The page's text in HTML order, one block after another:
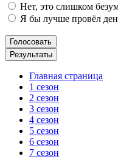
Нет, это слишком
Я бы лучше провёл
Главная страница
1 сезон
2 сезон
3 сезон
4 сезон
5 сезон
6 сезон
7 сезон